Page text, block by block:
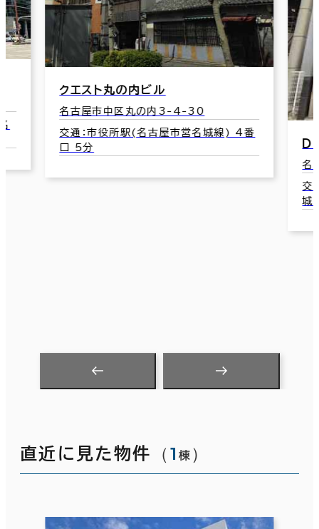
30
営名城線) 4番
交通：久屋大通駅(名古屋市営桜通線･名
直近に見た物件 （1 棟 ）